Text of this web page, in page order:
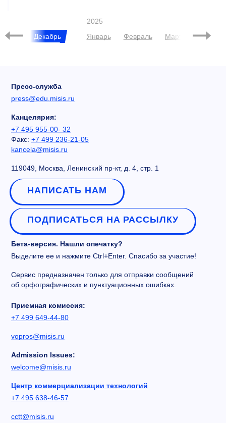
Декабрь
2025
Январь
Февраль Март Апрель
Пресс-служба
press@edu.misis.ru
Канцелярия:
+7 495 955-00- 32
Факс: +7 499 236-21-05
kancela@misis.ru
119049, Москва, Ленинский пр-кт, д. 4, стр. 1
НАПИСАТЬ НАМ
ПОДПИСАТЬСЯ НА РАССЫЛКУ
Бета-версия. Нашли опечатку?
Выделите ее и нажмите Ctrl+Enter. Спасибо за участие!
Сервис предназначен только для отправки сообщений
об орфографических и пунктуационных ошибках.
Приемная комиссия:
+7 499 649-44-80
vopros@misis.ru
Admission Issues:
welcome@misis.ru
Центр коммерциализации технологий
+7 495 638-46-57
cctt@misis.ru